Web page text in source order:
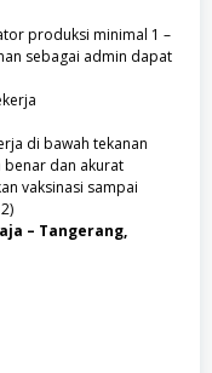
produksi minimal 1 –
sebagai admin dapat
di bawah tekanan
benar dan akurat
vaksinasi sampai
– Tangerang,